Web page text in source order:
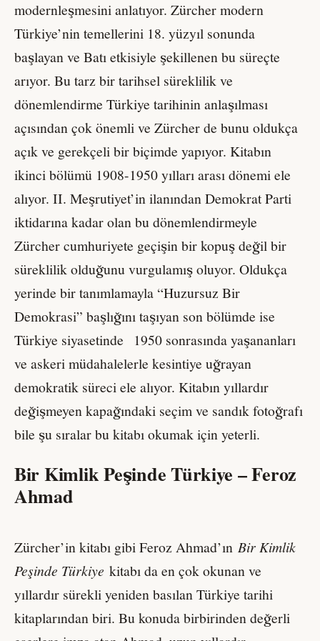
modernleşmesini anlatıyor. Zürcher modern
Türkiye’nin temellerini 18. yüzyıl sonunda
başlayan ve Batı etkisiyle şekillenen bu süreçte
arıyor. Bu tarz bir tarihsel süreklilik ve
dönemlendirme Türkiye tarihinin anlaşılması
açısından çok önemli ve Zürcher de bunu oldukça
açık ve gerekçeli bir biçimde yapıyor. Kitabın
ikinci bölümü 1908-1950 yılları arası dönemi ele
alıyor. II. Meşrutiyet’in ilanından Demokrat Parti
iktidarına kadar olan bu dönemlendirmeyle
Zürcher cumhuriyete geçişin bir kopuş değil bir
süreklilik olduğunu vurgulamış oluyor. Oldukça
yerinde bir tanımlamayla “Huzursuz Bir
Demokrasi” başlığını taşıyan son bölümde ise
Türkiye siyasetinde 1950 sonrasında yaşananları
ve askeri müdahalelerle kesintiye uğrayan
demokratik süreci ele alıyor. Kitabın yıllardır
değişmeyen kapağındaki seçim ve sandık fotoğrafı
bile şu sıralar bu kitabı okumak için yeterli.
Bir Kimlik Peşinde Türkiye – Feroz
Ahmad
Zürcher’in kitabı gibi Feroz Ahmad’ın Bir Kimlik
Peşinde Türkiye kitabı da en çok okunan ve
yıllardır sürekli yeniden basılan Türkiye tarihi
kitaplarından biri. Bu konuda birbirinden değerli